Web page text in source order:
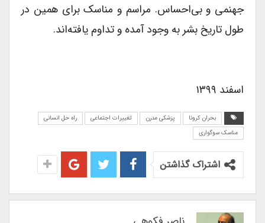
جهنمی و بی‌احساس. مراسم و مناسک برای همین در
طول تاریخ بشر به وجود آمده و تداوم یافته‌اند.
اسفند ۱۳۹۹
بحران کرونا پزشکی مدرن تغییرات اجتماعی
راه حل انسانی
مناسک سوگواری
اشتراک گذاشتن